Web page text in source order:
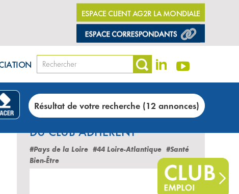
ESPACE CLIENT AG2R LA MONDIALE
Résultat de votre recherche (12 annonces)
LES DERNIÈRES ANNONCES
DU CLUB ADHÉRENT
#Pays de la Loire #44 Loire-Atlantique #Santé
Bien-Être